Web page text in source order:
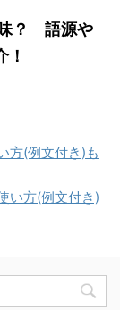
？ 語源や
方(例文付き)も
い方(例文付き)